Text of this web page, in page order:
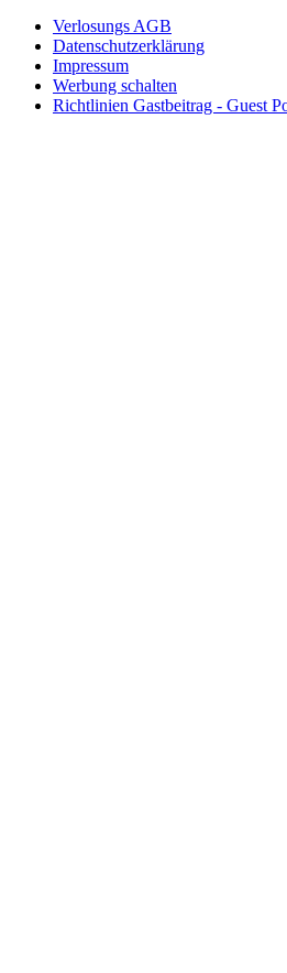
Verlosungs AGB
Datenschutzerklärung
Impressum
Werbung schalten
Richtlinien Gastbeitrag - Guest